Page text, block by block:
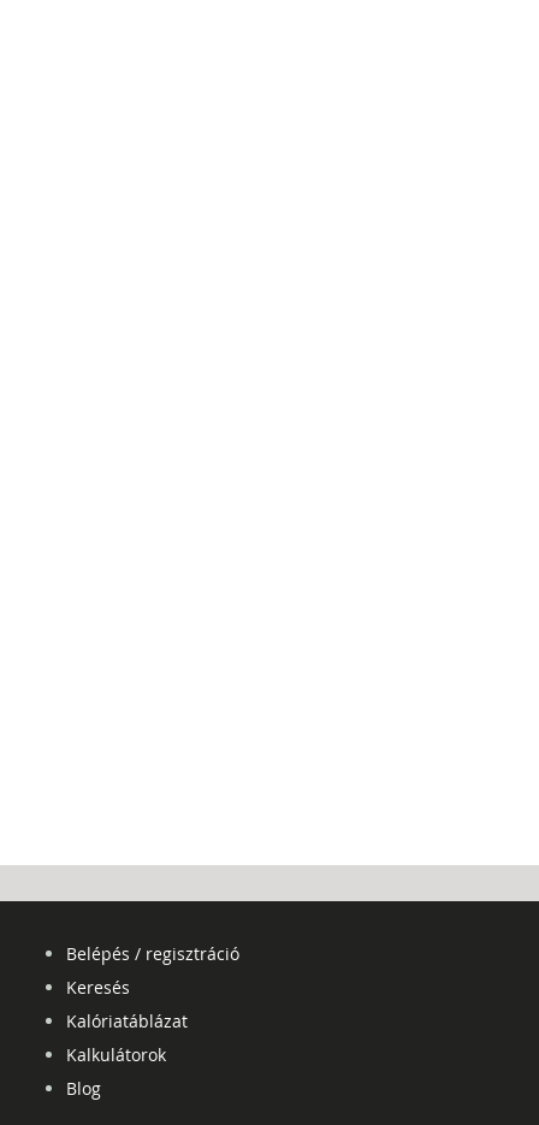
Belépés / regisztráció
Keresés
Kalóriatáblázat
Kalkulátorok
Blog